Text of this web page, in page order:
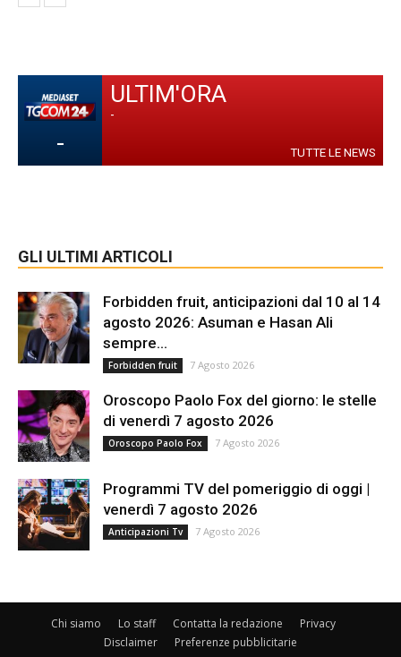
-
ULTIM'ORA
-
TUTTE LE NEWS
GLI ULTIMI ARTICOLI
Forbidden fruit, anticipazioni dal 10 al 14
agosto 2026: Asuman e Hasan Ali
sempre...
Forbidden fruit 7 Agosto 2026
Oroscopo Paolo Fox del giorno: le stelle
di venerdì 7 agosto 2026
Oroscopo Paolo Fox 7 Agosto 2026
Programmi TV del pomeriggio di oggi |
venerdì 7 agosto 2026
Anticipazioni Tv 7 Agosto 2026
Chi siamo Lo staff Contatta la redazione
Privacy
Disclaimer
Preferenze pubblicitarie